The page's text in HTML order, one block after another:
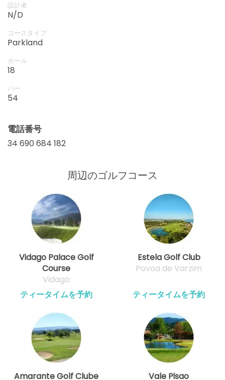
設計者
N/D
コースタイプ
Parkland
ホール
18
パー
54
電話番号
34 690 684 182
周辺のゴルフコース
Vidago Palace Golf
Course
Vidago
ティータイムを予約
Estela Golf Club
Povoa de Varzim
ティータイムを予約
Amarante Golf Clube
Vale Pisao